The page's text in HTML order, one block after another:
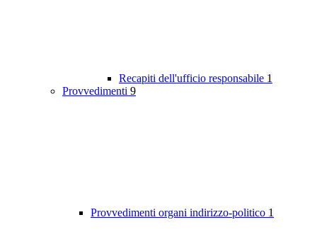
Recapiti dell'ufficio responsabile 1
Provvedimenti 9
Provvedimenti organi indirizzo-politico 1